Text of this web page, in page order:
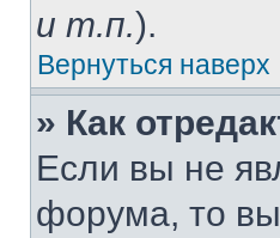
и т.п.).
Вернуться наверх
» Как
Если вы не
форума, то вы